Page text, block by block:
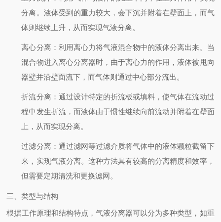
分离。液体受到的重力较大，会下沉并附着在壁面上，而气
体则继续上升，从而实现气液分离。
离心分离：利用离心力将气液混合物中的液体分离出来。当
混合物进入离心分离器时，由于离心力的作用，液体被甩向
器壁并沿壁面流下，而气体则通过中心部分流出。
折流分离：通过设计特定的折流板或填料，使气体在流动过
程中发生折流，而液体由于惯性继续向前流动并附着在壁面
上，从而实现分离。
过滤分离：通过滤网等过滤介质将气体中的液体颗粒截留下
来，实现气液分离。这种方法具有较高的分离精度和效率，
但需要定期清洗和更换滤网。
三、类型与结构
根据工作原理和结构特点，气液分离器可以分为多种类型，如重